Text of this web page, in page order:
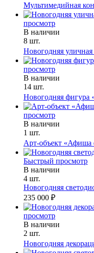
Мультимедийная
просмотр
В наличии
8 шт.
Новогодняя
просмотр
В наличии
14 шт.
Новогодняя
просмотр
В наличии
1 шт.
Арт-объект «Афиша
Быстрый просмотр
В наличии
4 шт.
Новогодняя
235 000 ₽
просмотр
В наличии
2 шт.
Новогодняя